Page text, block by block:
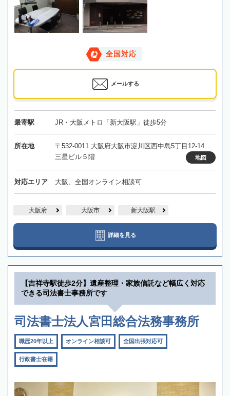
全国対応
メールする
最寄駅 JR・大阪メトロ「新大阪駅」徒歩5分
所在地
〒532-0011 大阪府大阪市淀川区西中島5丁目12-14
三星ビル５階
地図
対応エリア 大阪、全国オンライン相談可
大阪府 大阪市 新大阪駅
詳細を見る
【吉祥寺駅徒歩2分】遺産整理・家族信託など幅広く対応
できる司法書士事務所です
司法書士法人宮田総合法務事務所
職歴20年以上 オンライン相談可 全国出張対応可
行政書士在籍